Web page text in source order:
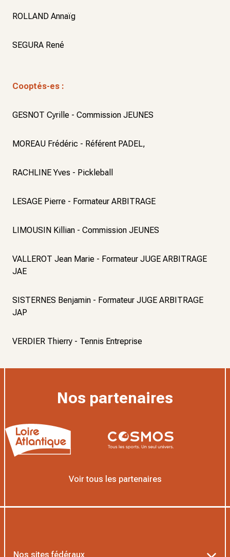
ROLLAND Annaïg
SEGURA René
Cooptés-es :
GESNOT Cyrille - Commission JEUNES
MOREAU Frédéric - Référent PADEL,
RACHLINE Yves - Pickleball
LESAGE Pierre - Formateur ARBITRAGE
LIMOUSIN Killian - Commission JEUNES
VALLEROT Jean Marie - Formateur JUGE ARBITRAGE
JAE
SISTERNES Benjamin - Formateur JUGE ARBITRAGE
JAP
VERDIER Thierry - Tennis Entreprise
Nos partenaires
Voir tous les partenaires
Nos sites fédéraux